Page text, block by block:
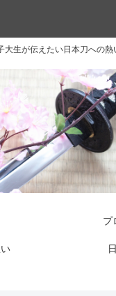
大生が伝えたい日本刀への熱
プ